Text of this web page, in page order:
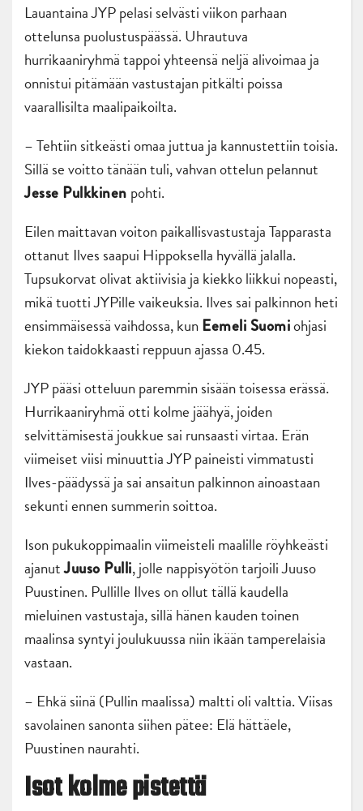
Lauantaina JYP pelasi selvästi viikon parhaan
ottelunsa puolustuspäässä. Uhrautuva
hurrikaaniryhmä tappoi yhteensä neljä alivoimaa ja
onnistui pitämään vastustajan pitkälti poissa
vaarallisilta maalipaikoilta.
– Tehtiin sitkeästi omaa juttua ja kannustettiin toisia.
Sillä se voitto tänään tuli, vahvan ottelun pelannut
Jesse Pulkkinen pohti.
Eilen maittavan voiton paikallisvastustaja Tapparasta
ottanut Ilves saapui Hippoksella hyvällä jalalla.
Tupsukorvat olivat aktiivisia ja kiekko liikkui nopeasti,
mikä tuotti JYPille vaikeuksia. Ilves sai palkinnon heti
ensimmäisessä vaihdossa, kunEemeli Suomiohjasi
kiekon taidokkaasti reppuun ajassa 0.45.
JYP pääsi otteluun paremmin sisään toisessa erässä.
Hurrikaaniryhmä otti kolme jäähyä, joiden
selvittämisestä joukkue sai runsaasti virtaa. Erän
viimeiset viisi minuuttia JYP paineisti vimmatusti
Ilves-päädyssä ja sai ansaitun palkinnon ainoastaan
sekunti ennen summerin soittoa.
Ison pukukoppimaalin viimeisteli maalille röyhkeästi
ajanutJuuso Pulli, jolle nappisyötön tarjoili Juuso
Puustinen. Pullille Ilves on ollut tällä kaudella
mieluinen vastustaja, sillä hänen kauden toinen
maalinsa syntyi joulukuussa niin ikään tamperelaisia
vastaan.
– Ehkä siinä (Pullin maalissa) maltti oli valttia. Viisas
savolainen sanonta siihen pätee: Elä hättäele,
Puustinen naurahti.
Isot kolme pistettä